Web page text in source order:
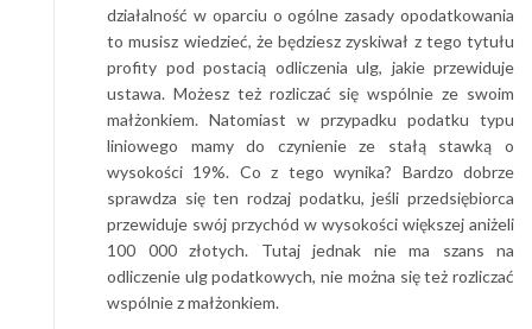
działalność w oparciu o ogólne zasady opodatkowania
to musisz wiedzieć, że będziesz zyskiwał z tego tytułu
profity pod postacią odliczenia ulg, jakie przewiduje
ustawa. Możesz też rozliczać się wspólnie ze swoim
małżonkiem. Natomiast w przypadku podatku typu
liniowego mamy do czynienie ze stałą stawką o
wysokości 19%. Co z tego wynika? Bardzo dobrze
sprawdza się ten rodzaj podatku, jeśli przedsiębiorca
przewiduje swój przychód w wysokości większej aniżeli
100 000 złotych. Tutaj jednak nie ma szans na
odliczenie ulg podatkowych, nie można się też rozliczać
wspólnie z małżonkiem.